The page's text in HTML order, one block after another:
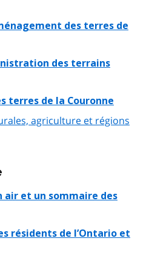
des terres de
des terrains
terres de la Couronne
agriculture et régions
air et un sommaire des
résidents de l’Ontario et